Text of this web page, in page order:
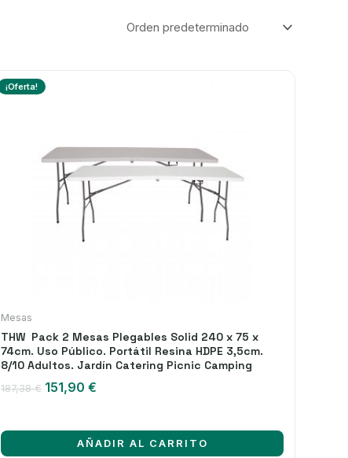
¡Oferta!
Mesas
THW Pack 2 Mesas Plegables Solid 240 x 75 x
74cm. Uso Público. Portátil Resina HDPE 3,5cm.
8/10 Adultos. Jardín Catering Picnic Camping
187,38€ El
era:
187,38 €.
151,90 €
es:
151,90 €.
AÑADIR AL CARRITO